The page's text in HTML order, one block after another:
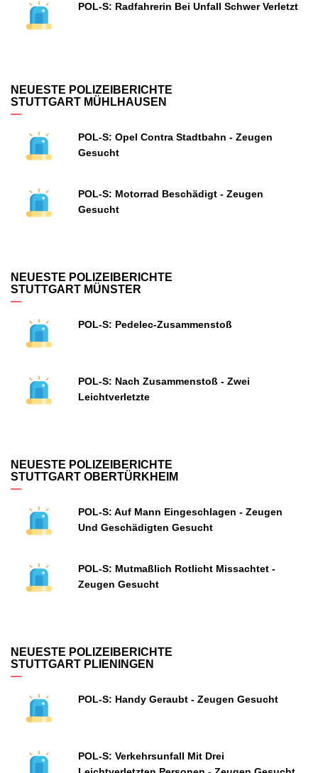
POL-S: Radfahrerin Bei Unfall Schwer Verletzt
NEUESTE POLIZEIBERICHTE
STUTTGART MÜHLHAUSEN
POL-S: Opel Contra Stadtbahn - Zeugen
Gesucht
POL-S: Motorrad Beschädigt - Zeugen
Gesucht
NEUESTE POLIZEIBERICHTE
STUTTGART MÜNSTER
POL-S: Pedelec-Zusammenstoß
POL-S: Nach Zusammenstoß - Zwei
Leichtverletzte
NEUESTE POLIZEIBERICHTE
STUTTGART OBERTÜRKHEIM
POL-S: Auf Mann Eingeschlagen - Zeugen
Und Geschädigten Gesucht
POL-S: Mutmaßlich Rotlicht Missachtet -
Zeugen Gesucht
NEUESTE POLIZEIBERICHTE
STUTTGART PLIENINGEN
POL-S: Handy Geraubt - Zeugen Gesucht
POL-S: Verkehrsunfall Mit Drei